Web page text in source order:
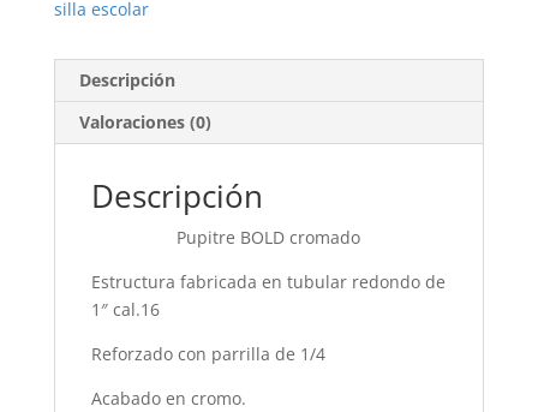
silla escolar
Descripción
Valoraciones (0)
Descripción
Pupitre BOLD cromado
Estructura fabricada en tubular redondo de
1″ cal.16
Reforzado con parrilla de 1/4
Acabado en cromo.